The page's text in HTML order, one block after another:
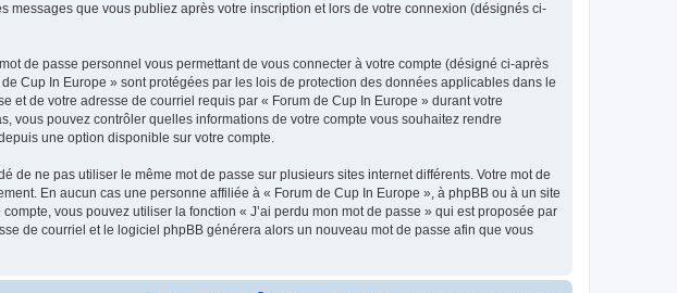
messages que vous publiez après votre inscription et lors de votre connexion (désignés ci-
de passe personnel vous permettant de vous connecter à votre compte (désigné ci-après
Cup In Europe » sont protégées par les lois de protection des données applicables dans le
et de votre adresse de courriel requis par « Forum de Cup In Europe » durant votre
vous pouvez contrôler quelles informations de votre compte vous souhaitez rendre
une option disponible sur votre compte.
de ne pas utiliser le même mot de passe sur plusieurs sites internet différents. Votre mot de
En aucun cas une personne affiliée à « Forum de Cup In Europe », à phpBB ou à un site
vous pouvez utiliser la fonction « J’ai perdu mon mot de passe » qui est proposée par
de courriel et le logiciel phpBB générera alors un nouveau mot de passe afin que vous